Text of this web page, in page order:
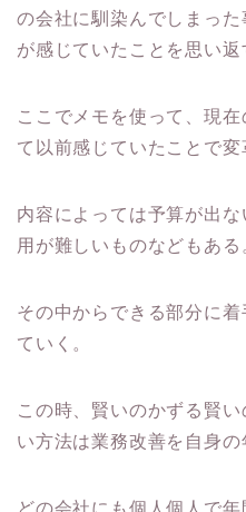
の会社に馴染んでしまっ
が感じていたことを思い返
ここでメモを使って、現
て以前感じていたことで変
内容によっては予算が出
用が難しいものなどもある
その中からできる部分に
ていく。
この時、賢いのかずる賢
い方法は業務改善を自身の